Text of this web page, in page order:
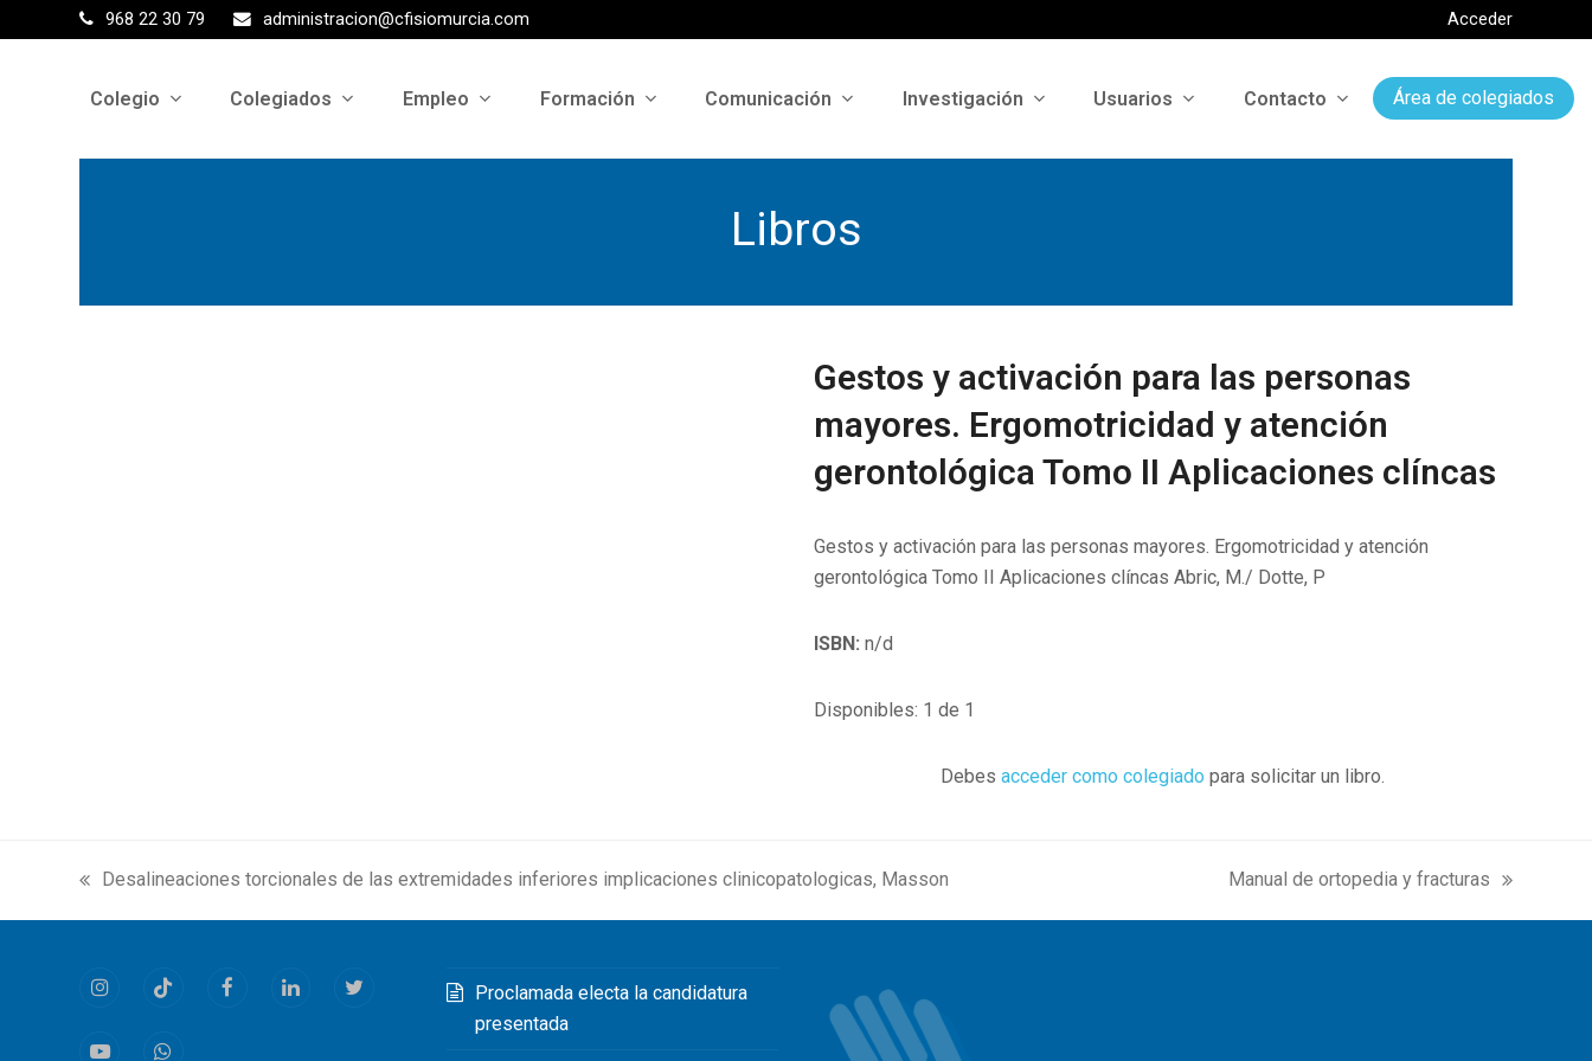
968 22 30 79 administracion@cfisiomurcia.com Acceder
Colegio Colegiados Empleo Formación Comunicación Investigación Usuarios Contacto Área de colegiados
Libros
Gestos y activación para las personas
mayores. Ergomotricidad y atención
gerontológica Tomo II Aplicaciones clíncas
Gestos y activación para las personas mayores. Ergomotricidad y atención
gerontológica Tomo II Aplicaciones clíncas Abric, M./ Dotte, P
ISBN: n/d
Disponibles: 1 de 1
Debesacceder como colegiado para solicitar un libro.
previous
post:
Desalineaciones torcionales de las extremidades inferiores implicaciones clinicopatologicas, Masson
next
post:
Manual de ortopedia y fracturas
InstagramTiktok FacebookLinkedInTwitter
Proclamada electa la candidatura
presentada